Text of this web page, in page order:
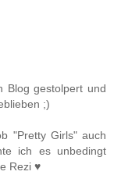
Blog gestolpert und
;)
"Pretty Girls" auch
ich es unbedingt
Rezi ♥